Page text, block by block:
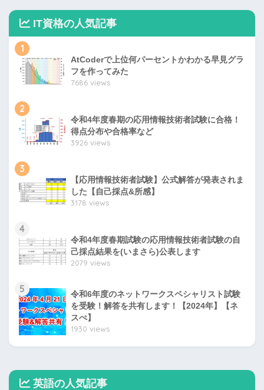
IT資格の人気記事
1
AtCoderで上位何パーセントかわかる早見グラ
フを作ってみた
7686 views
2
令和4年度春期の応用情報技術者試験に合格！
得点分布や合格率など
3926 views
3
【応用情報技術者試験】公式解答が発表されま
した【自己採点&所感】
3178 views
4
令和4年度春期試験の応用情報技術者試験の自
己採点結果を(いまさら)公表します
2079 views
5
令和6年度のネットワークスペシャリスト試験
を受験！解答を共有します！【2024年】【ネ
スぺ】
1930 views
英語の人気記事